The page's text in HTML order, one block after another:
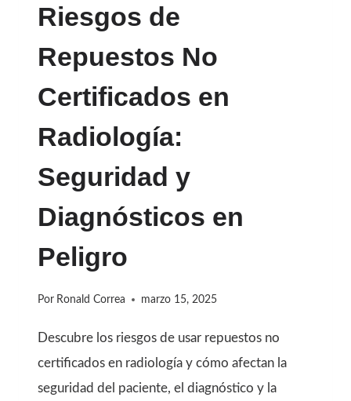
Riesgos de
Repuestos No
Certificados en
Radiología:
Seguridad y
Diagnósticos en
Peligro
Por Ronald Correa marzo 15, 2025
Descubre los riesgos de usar repuestos no
certificados en radiología y cómo afectan la
seguridad del paciente, el diagnóstico y la